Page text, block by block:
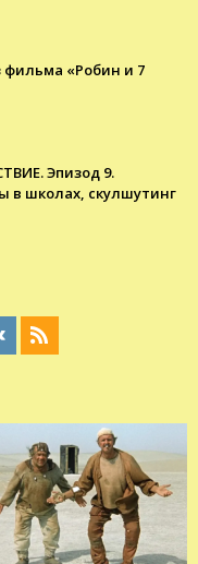
фильма «Робин и 7
Эпизод 9.
в школах, скулшутинг